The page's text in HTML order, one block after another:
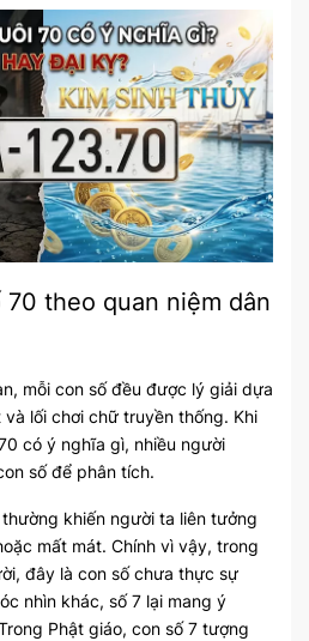
70 theo quan niệm dân
mỗi con số đều được lý giải dựa
lối chơi chữ truyền thống. Khi
có ý nghĩa gì, nhiều người
số để phân tích.
thường khiến người ta liên tưởng
mất mát. Chính vì vậy, trong
đây là con số chưa thực sự
nhìn khác, số 7 lại mang ý
Phật giáo, con số 7 tượng